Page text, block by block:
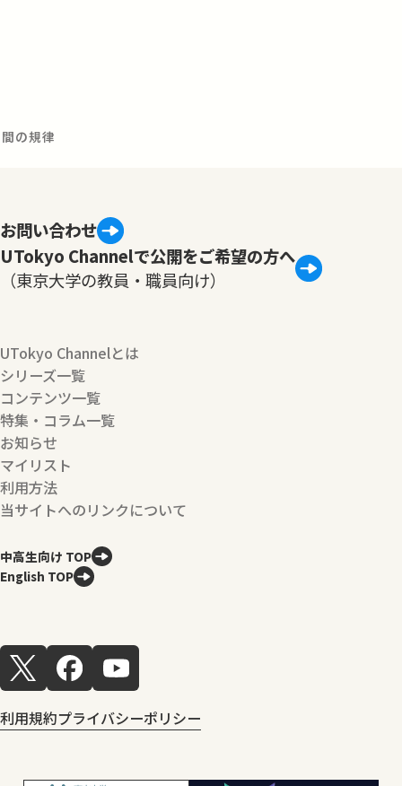
の規律
お問い合わせ
UTokyo Channelで公開をご希望の方へ
（東京大学の教員・職員向け）
UTokyo Channelとは
シリーズ一覧
コンテンツ一覧
特集・コラム一覧
お知らせ
マイリスト
利用方法
当サイトへのリンクについて
中高生向け TOP
English TOP
利用規約プライバシーポリシー